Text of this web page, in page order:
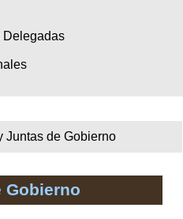
Delegadas
Juntas de Gobierno
Gobierno